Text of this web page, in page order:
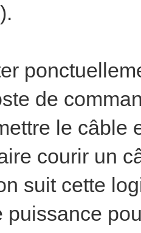
de
le câble
courir un
suit cette
puissance